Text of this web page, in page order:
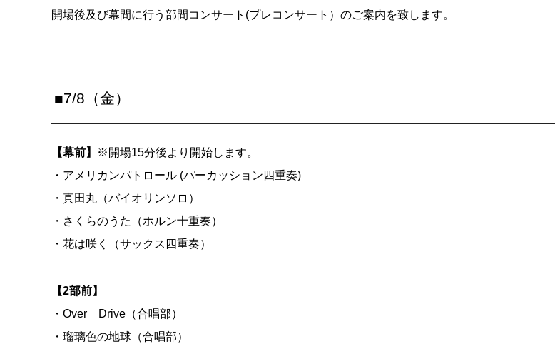
開場後及び幕間に行う部間コンサート(プレコンサート）のご案内を致します。
■7/8（金）
【幕前】
※開場15分後より開始します。
・アメリカンパトロール (パーカッション四重奏)
・真田丸（バイオリンソロ）
・さくらのうた（ホルン十重奏）
・花は咲く（サックス四重奏）
【2部前】
・Over Drive（合唱部）
・瑠璃色の地球（合唱部）